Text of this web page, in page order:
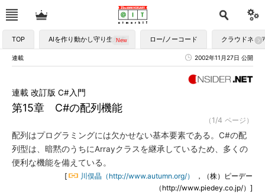
TOP AIを作り動かし守り生かす ロー/ノーコード クラウドネイ
連載 2002年11月27日 公開
第15章 C#の配列機能
連載 改訂版 C#入門
（1/4 ページ）
配列はプログラミングには欠かせない基本要素である。C#の配
列型は、暗黙のうちにArrayクラスを継承しているため、多くの
便利な機能を備えている。
[ 川俣晶（http://www.autumn.org/）
，（株）ピーデー
（http://www.piedey.co.jp/）]